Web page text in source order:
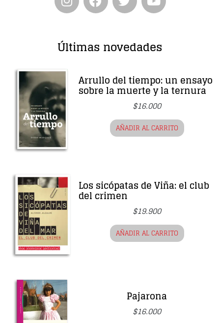
Últimas novedades
Arrullo del tiempo: un ensayo
sobre la muerte y la ternura
$16.000
AÑADIR AL CARRITO
Los sicópatas de Viña: el club
del crimen
$19.900
AÑADIR AL CARRITO
Pajarona
$16.000